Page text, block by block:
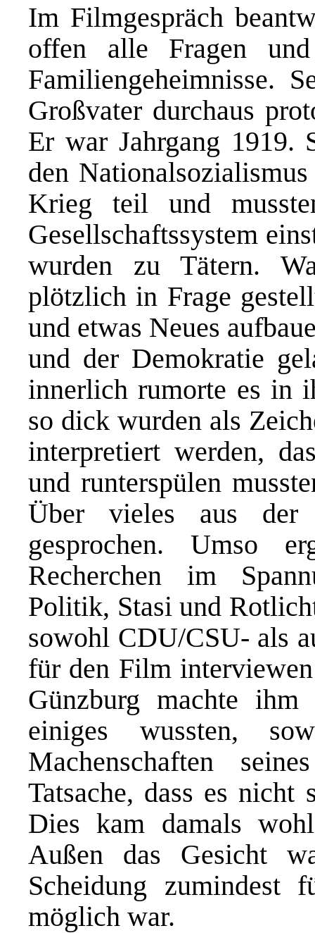
Im Filmgespräch
offen alle Fragen
Familiengeheimnisse.
Großvater durchaus
Er war Jahrgang 1919.
den
Krieg teil und
Gesellschaftssystem
wurden zu Tätern.
plötzlich in Frage
und etwas Neues
und der Demokratie
innerlich rumorte es in
so dick wurden als
interpretiert werden,
und runterspülen
Über vieles aus der
gesprochen. Umso
Recherchen im
Politik, Stasi und
sowohl CDU/CSU- als
für den Film
Günzburg machte
einiges wussten,
Machenschaften
Tatsache, dass es
Dies kam damals
Außen das Gesicht
Scheidung zumindest
möglich war.